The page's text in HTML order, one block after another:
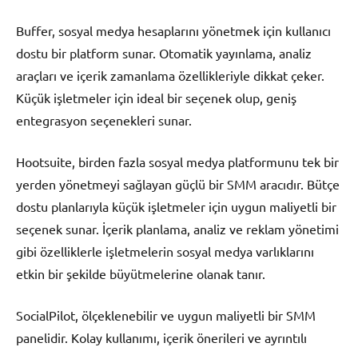
Buffer, sosyal medya hesaplarını yönetmek için kullanıcı
dostu bir platform sunar. Otomatik yayınlama, analiz
araçları ve içerik zamanlama özellikleriyle dikkat çeker.
Küçük işletmeler için ideal bir seçenek olup, geniş
entegrasyon seçenekleri sunar.
Hootsuite, birden fazla sosyal medya platformunu tek bir
yerden yönetmeyi sağlayan güçlü bir SMM aracıdır. Bütçe
dostu planlarıyla küçük işletmeler için uygun maliyetli bir
seçenek sunar. İçerik planlama, analiz ve reklam yönetimi
gibi özelliklerle işletmelerin sosyal medya varlıklarını
etkin bir şekilde büyütmelerine olanak tanır.
SocialPilot, ölçeklenebilir ve uygun maliyetli bir SMM
panelidir. Kolay kullanımı, içerik önerileri ve ayrıntılı